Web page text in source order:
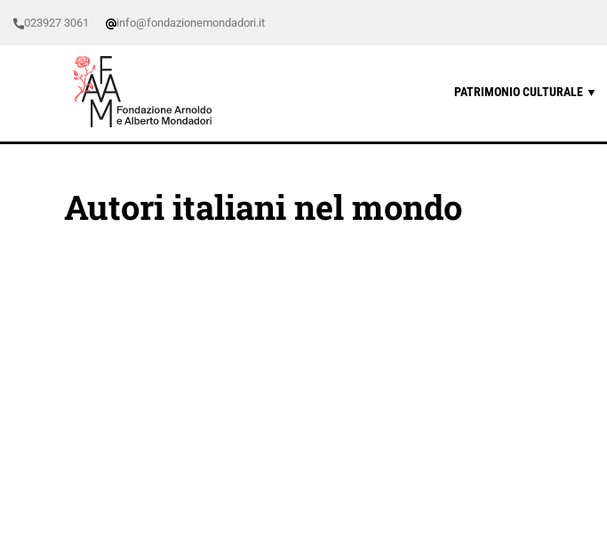
023927 3061 info@fondazionemondadori.it
PATRIMONIO CULTURALE ▼
Autori italiani nel mondo